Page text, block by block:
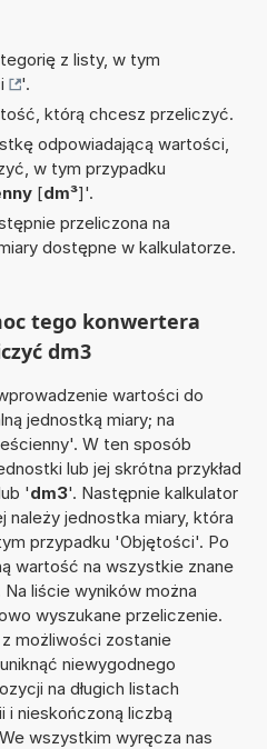
z listy, w tym
'.
którą chcesz przeliczyć.
odpowiadającą wartości,
w tym przypadku
[dm³]'.
przeliczona na
dostępne w kalkulatorze.
tego konwertera
dm3
wartości do
jednostką miary; na
W ten sposób
lub jej skrótna przykład
'dm3'. Następnie kalkulator
jednostka miary, która
przypadku 'Objętości'. Po
wartość na wszystkie znane
liście wyników można
wyszukane przeliczenie.
możliwości zostanie
niewygodnego
na długich listach
i nieskończoną liczbą
wszystkim wyręcza nas